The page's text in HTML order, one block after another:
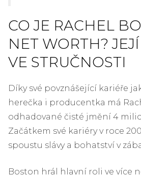
CO JE RACHEL
NET WORTH?
VE STRUČNOSTI
Díky své povznášející kariéře
herečka i producentka má
odhadované čisté jmění 4
Začátkem své kariéry v roce
spoustu slávy a bohatství v
Boston hrál hlavní roli ve více